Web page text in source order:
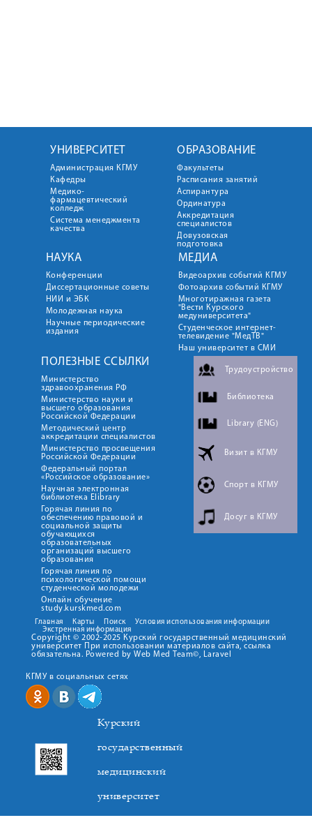
УНИВЕРСИТЕТ
Администрация КГМУ
Кафедры
Медико-
фармацевтический
колледж
Система менеджмента
качества
ОБРАЗОВАНИЕ
Факультеты
Расписания занятий
Аспирантура
Ординатура
Аккредитация
специалистов
Довузовская
подготовка
НАУКА
Конференции
Диссертационные советы
НИИ и ЭБК
Молодежная наука
Научные периодические
издания
МЕДИА
Видеоархив событий КГМУ
Фотоархив событий КГМУ
Многотиражная газета
"Вести Курского
медуниверситета"
Студенческое интернет-
телевидение "МедТВ"
Наш университет в СМИ
ПОЛЕЗНЫЕ ССЫЛКИ
Министерство
здравоохранения РФ
Министерство науки и
высшего образования
Российской Федерации
Методический центр
аккредитации специалистов
Министерство просвещения
Российской Федерации
Федеральный портал
«Российское образование»
Научная электронная
библиотека Elibrary
Горячая линия по
обеспечению правовой и
социальной защиты
обучающихся
образовательных
организаций высшего
образования
Горячая линия по
психологической помощи
студенческой молодежи
Онлайн обучение
study.kurskmed.com
Трудоустройство
Библиотека
Library (ENG)
Визит в КГМУ
Спорт в КГМУ
Досуг в КГМУ
Главная Карты Поиск
Условия использования информации
Экстренная информация
Copyright © 2002-2025 Курский государственный медицинский
университет При использовании материалов сайта, ссылка
обязательна. Powered by Web Med Team©, Laravel
КГМУ в социальных сетях
Курский
государственный
медицинский
университет